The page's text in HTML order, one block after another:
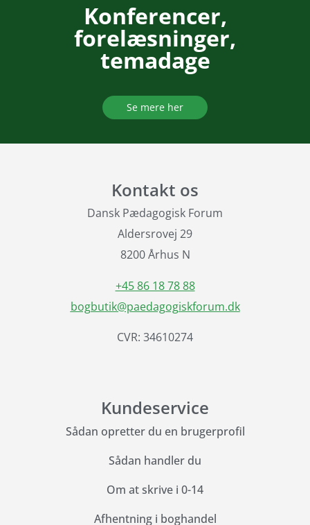
Konferencer,
forelæsninger,
temadage
Se mere her
Kontakt os
Dansk Pædagogisk Forum
Aldersrovej 29
8200 Århus N
+45 86 18 78 88
bogbutik@paedagogiskforum.dk
CVR: 34610274
Kundeservice
Sådan opretter du en brugerprofil
Sådan handler du
Om at skrive i 0-14
Afhentning i boghandel